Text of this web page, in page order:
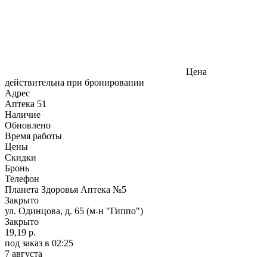
Цена
действительна при бронировании
Адрес
Аптека 51
Наличие
Обновлено
Время работы
Цены
Скидки
Бронь
Телефон
Планета Здоровья Аптека №5
Закрыто
ул. Одинцова, д. 65 (м-н "Гиппо")
Закрыто
19,19 р.
под заказ в 02:25
7 августа